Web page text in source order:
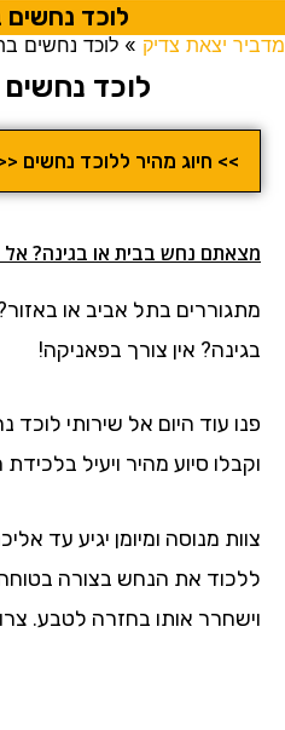
לוכד
מדביר יצאת צדיק » לוכד נחשים
לוכד
>> חיוג מהיר ללוכד נחשים
מצאתם נחש בבית או בגינה? אל
מתגוררים בתל אביב או
בגינה? אין צורך בפאניקה!
פנו עוד היום אל שירותי לוכד
וקבלו סיוע מהיר ויעיל
צוות מנוסה ומיומן יגיע עד
ללכוד את הנחש בצורה בטוחה
וישחרר אותו בחזרה לטבע.